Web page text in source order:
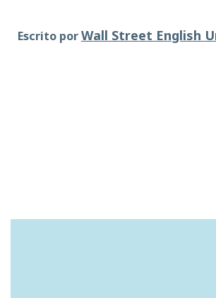
Escrito porWall Street English